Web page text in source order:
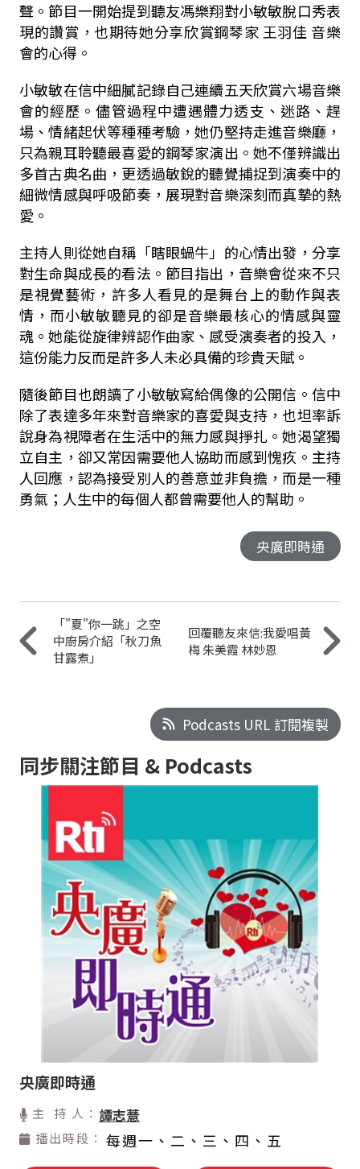
聲。節目一開始提到聽友馮樂翔對小敏敏脫口秀表
現的讚賞，也期待她分享欣賞鋼琴家 王羽佳 音樂
會的心得。
小敏敏在信中細膩記錄自己連續五天欣賞六場音樂
會的經歷。儘管過程中遭遇體力透支、迷路、趕
場、情緒起伏等種種考驗，她仍堅持走進音樂廳，
只為親耳聆聽最喜愛的鋼琴家演出。她不僅辨識出
多首古典名曲，更透過敏銳的聽覺捕捉到演奏中的
細微情感與呼吸節奏，展現對音樂深刻而真摯的熱
愛。
主持人則從她自稱「瞎眼蝸牛」的心情出發，分享
對生命與成長的看法。節目指出，音樂會從來不只
是視覺藝術，許多人看見的是舞台上的動作與表
情，而小敏敏聽見的卻是音樂最核心的情感與靈
魂。她能從旋律辨認作曲家、感受演奏者的投入，
這份能力反而是許多人未必具備的珍貴天賦。
隨後節目也朗讀了小敏敏寫給偶像的公開信。信中
除了表達多年來對音樂家的喜愛與支持，也坦率訴
說身為視障者在生活中的無力感與掙扎。她渴望獨
立自主，卻又常因需要他人協助而感到愧疚。主持
人回應，認為接受別人的善意並非負擔，而是一種
勇氣；人生中的每個人都曾需要他人的幫助。
央廣即時通
「"夏"你一跳」之空
中廚房介紹「秋刀魚
甘露煮」
回覆聽友來信:我愛唱黃
梅 朱美霞 林妙恩
Podcasts URL 訂閱複製
同步關注節目 & Podcasts
央廣即時通
主 持 人： 譚志薏
播出時段： 每週一、二、三、四、五